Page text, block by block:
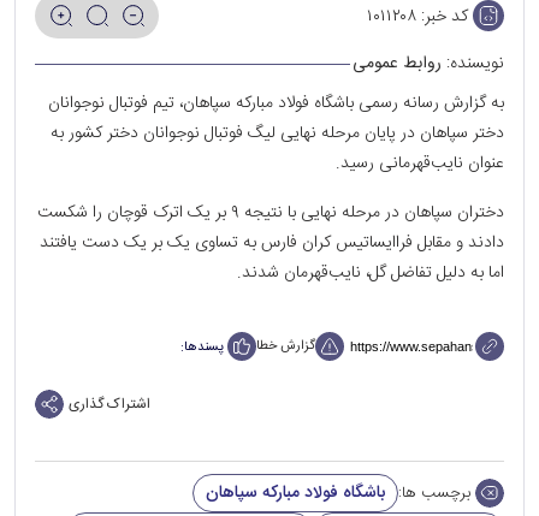
کد خبر: ۱۰۱۱۲۰۸
نویسنده: روابط عمومی
به گزارش رسانه رسمی باشگاه فولاد مبارکه سپاهان، تیم فوتبال نوجوانان
دختر سپاهان در پایان مرحله نهایی لیگ فوتبال نوجوانان دختر ‌کشور به
عنوان نایب‌قهرمانی رسید.
دختران سپاهان در مرحله نهایی با نتیجه ۹ بر یک اترک قوچان را شکست
دادند و مقابل فراایساتیس کران فارس به تساوی یک بر یک دست یافتند
اما به دلیل تفاضل گل، نایب‌قهرمان شدند.
گزارش خطا پسندها:
اشتراک گذاری
برچسب ها: باشگاه فولاد مبارکه سپاهان